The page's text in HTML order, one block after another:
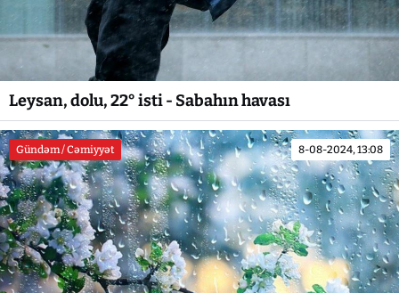
Leysan, dolu, 22° isti - Sabahın havası
Gündəm / Cəmiyyət 8-08-2024, 13:08